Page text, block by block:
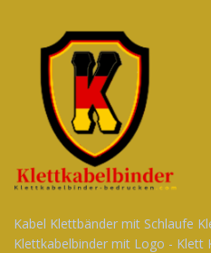
Kabel Klettbänder mit Schlaufe
Klettkabelbinder mit Logo - Klett